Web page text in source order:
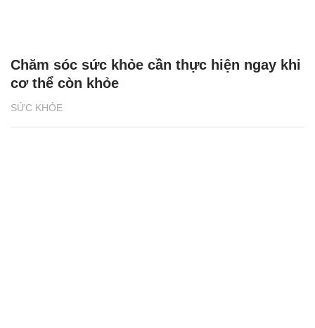
SỨC KHỎE
Chăm sóc sức khỏe cần thực hiện ngay khi
cơ thể còn khỏe